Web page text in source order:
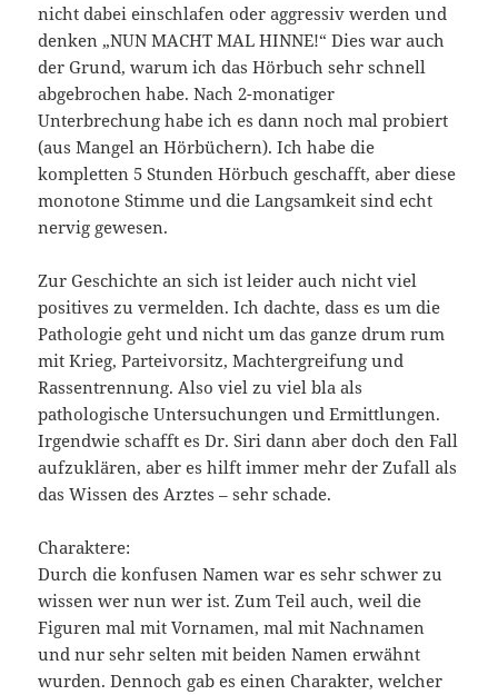
nicht dabei einschlafen oder aggressiv werden und
denken „NUN MACHT MAL HINNE!“ Dies war auch
der Grund, warum ich das Hörbuch sehr schnell
abgebrochen habe. Nach 2-monatiger
Unterbrechung habe ich es dann noch mal probiert
(aus Mangel an Hörbüchern). Ich habe die
kompletten 5 Stunden Hörbuch geschafft, aber diese
monotone Stimme und die Langsamkeit sind echt
nervig gewesen.
Zur Geschichte an sich ist leider auch nicht viel
positives zu vermelden. Ich dachte, dass es um die
Pathologie geht und nicht um das ganze drum rum
mit Krieg, Parteivorsitz, Machtergreifung und
Rassentrennung. Also viel zu viel bla als
pathologische Untersuchungen und Ermittlungen.
Irgendwie schafft es Dr. Siri dann aber doch den Fall
aufzuklären, aber es hilft immer mehr der Zufall als
das Wissen des Arztes – sehr schade.
Charaktere:
Durch die konfusen Namen war es sehr schwer zu
wissen wer nun wer ist. Zum Teil auch, weil die
Figuren mal mit Vornamen, mal mit Nachnamen
und nur sehr selten mit beiden Namen erwähnt
wurden. Dennoch gab es einen Charakter, welcher